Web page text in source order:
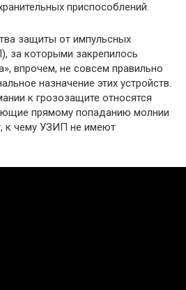
приспособлений.
защиты от импульсных
за которыми закрепилось
впрочем, не совсем правильно
назначение этих устройств.
к грозозащите относятся
прямому попаданию молнии
к чему УЗИП не имеют